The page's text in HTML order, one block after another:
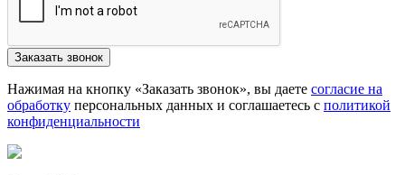
Нажимая на кнопку «Заказать звонок», вы даете согласие на
обработку персональных данных и соглашаетесь c политикой
конфиденциальности